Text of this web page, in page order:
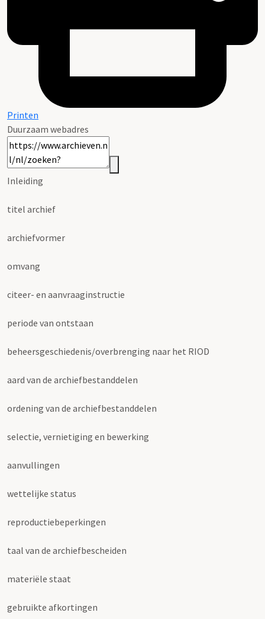
Printen
Duurzaam webadres
Inleiding
titel archief
archiefvormer
omvang
citeer- en aanvraaginstructie
periode van ontstaan
beheersgeschiedenis/overbrenging naar het RIOD
aard van de archiefbestanddelen
ordening van de archiefbestanddelen
selectie, vernietiging en bewerking
aanvullingen
wettelijke status
reproductiebeperkingen
taal van de archiefbescheiden
materiële staat
gebruikte afkortingen